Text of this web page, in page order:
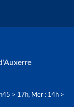
> 17h, Mer : 14h >